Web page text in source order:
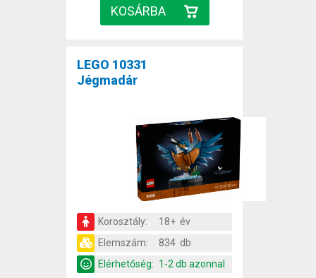
LEGO 10331
Jégmadár
Korosztály:
18+ év
Elemszám:
834 db
Elérhetőség: 1-2 db azonnal